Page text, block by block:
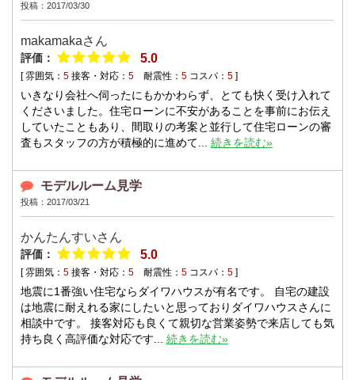
投稿：2017/03/30
makamakaさん
評価： 5.0
[ 雰囲気： 5 接客・対応： 5 耐震性： 5 コスパ： 5 ]
いきなり会社へ伺ったにもかかわらず、とても快く受け入れて
くださいました。住宅ローンに不安があることを事前にお伝え
していたこともあり、間取りの考案と並行して住宅ローンの審
査もスタッフの方が積極的に進めて... 続きを読む»
モデルルーム見学
投稿：2017/03/21
かんたんすいさん
評価： 5.0
[ 雰囲気： 5 接客・対応： 5 耐震性： 5 コスパ： 5 ]
地震に1番強い住宅ならダイワハウスが有名です。 自宅の建設
は地震に耐えれる家にしたいと思っておりダイワハウスさんに
相談中です。 接客対応も良くて親切な営業姿勢で来店しても気
持ち良く高評価な対応です... 続きを読む»